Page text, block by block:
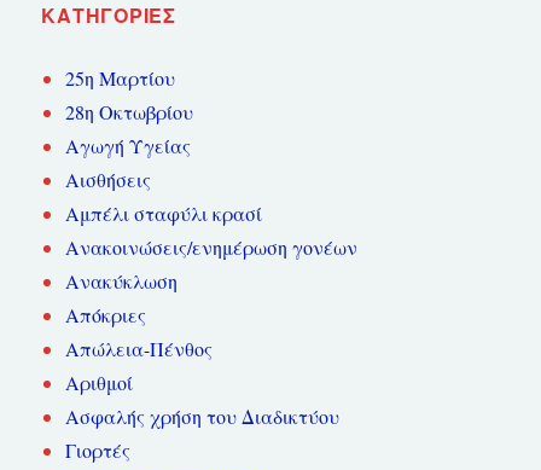
KΑΤΗΓΟΡΊΕΣ
25η Μαρτίου
28η Οκτωβρίου
Αγωγή Υγείας
Αισθήσεις
Αμπέλι σταφύλι κρασί
Ανακοινώσεις/ενημέρωση γονέων
Ανακύκλωση
Απόκριες
Απώλεια-Πένθος
Αριθμοί
Ασφαλής χρήση του Διαδικτύου
Γιορτές